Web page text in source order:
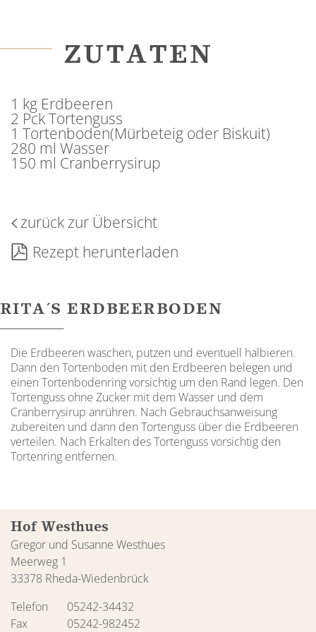
ZUTATEN
1 kg Erdbeeren
2 Pck Tortenguss
1 Tortenboden(Mürbeteig oder Biskuit)
280 ml Wasser
150 ml Cranberrysirup
zurück zur Übersicht
Rezept herunterladen
RITA´S ERDBEERBODEN
Die Erdbeeren waschen, putzen und eventuell halbieren.
Dann den Tortenboden mit den Erdbeeren belegen und
einen Tortenbodenring vorsichtig um den Rand legen. Den
Tortenguss ohne Zucker mit dem Wasser und dem
Cranberrysirup anrühren. Nach Gebrauchsanweisung
zubereiten und dann den Tortenguss über die Erdbeeren
verteilen. Nach Erkalten des Tortenguss vorsichtig den
Tortenring entfernen.
Hof Westhues
Gregor und Susanne Westhues
Meerweg 1
33378 Rheda-Wiedenbrück
Telefon
05242-34432
Fax
05242-982452